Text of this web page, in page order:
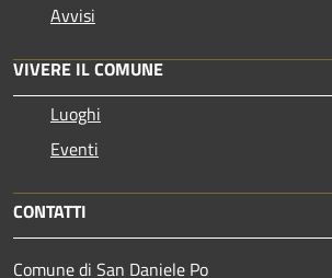
Avvisi
VIVERE IL COMUNE
Luoghi
Eventi
CONTATTI
Comune di San Daniele Po